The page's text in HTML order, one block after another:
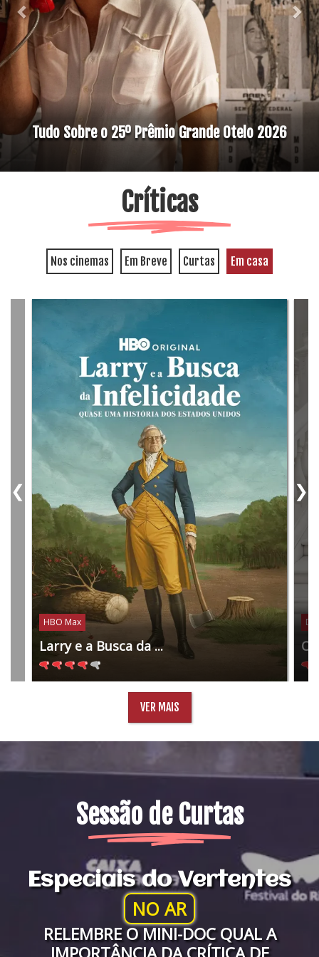
Tudo Sobre o 25º Prêmio Grande Otelo 2026
Críticas
Nos cinemas Em Breve Curtas Em casa
HBO Max
Larry e a Busca da ... O
❮ ❯
VER MAIS
Sessão de Curtas
Especiais do Vertentes
NO AR
RELEMBRE O MINI-DOC QUAL A